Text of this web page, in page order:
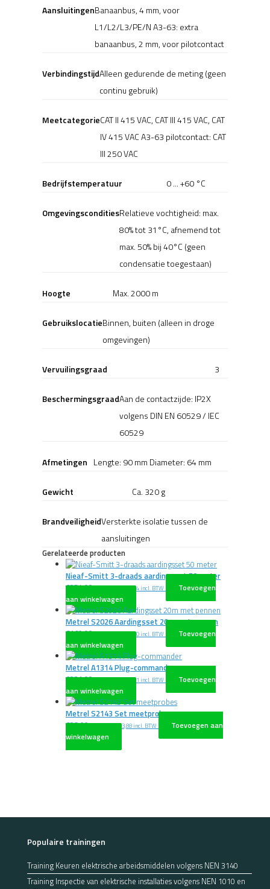
AansluitingenBanaanbus, 4 mm, voor
L1/L2/L3/PE/N A3-63: extra
banaanbus, 2 mm, voor pilotcontact
VerbindingstijdAlleen gedurende de meting (geen
continu gebruik)
MeetcategorieCAT II 415 VAC, CAT III 415 VAC, CAT
IV 415 VAC A3-63 pilotcontact: CAT
III 250 VAC
Bedrijfstemperatuur 0 ... +60 °C
OmgevingsconditiesRelatieve vochtigheid: max.
80% tot 31°C, afnemend tot
max. 50% bij 40°C (geen
condensatie toegestaan)
Hoogte Max. 2000 m
GebruikslocatieBinnen, buiten (alleen in droge
omgevingen)
Vervuilingsgraad 3
BeschermingsgraadAan de contactzijde: IP2X
volgens DIN EN 60529 / IEC
60529
Afmetingen Lengte: 90 mm Diameter: 64 mm
Gewicht Ca. 320 g
BrandveiligheidVersterkte isolatie tussen de
aansluitingen
Gerelateerde producten
Nieaf-Smitt 3-draads aardingsset 50 meter
€354,00 excl. BTW€428,34 incl. BTW
Toevoegen
aan winkelwagen
Metrel S2026 Aardingsset 20m met pennen
€160,00 excl. BTW€193,60 incl. BTW
Toevoegen
aan winkelwagen
Metrel A1314 Plug-commander
€231,00 excl. BTW€279,51 incl. BTW
Toevoegen
aan winkelwagen
Metrel S2143 Set meetprobes
€28,00 excl. BTW€33,88 incl. BTW
Toevoegen aan
winkelwagen
Populaire trainingen
Training Keuren elektrische arbeidsmiddelen volgens NEN 3140
Training Inspectie van elektrische installaties volgens NEN 1010 en